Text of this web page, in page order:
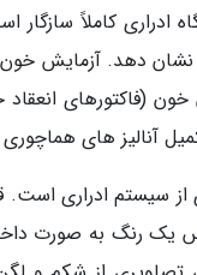
کاملاً سازگار
نشان دهد. آزمایش
(فاکتورهای انعقاد
آنالیز های
سیستم ادراری است.
یک رنگ به صورت